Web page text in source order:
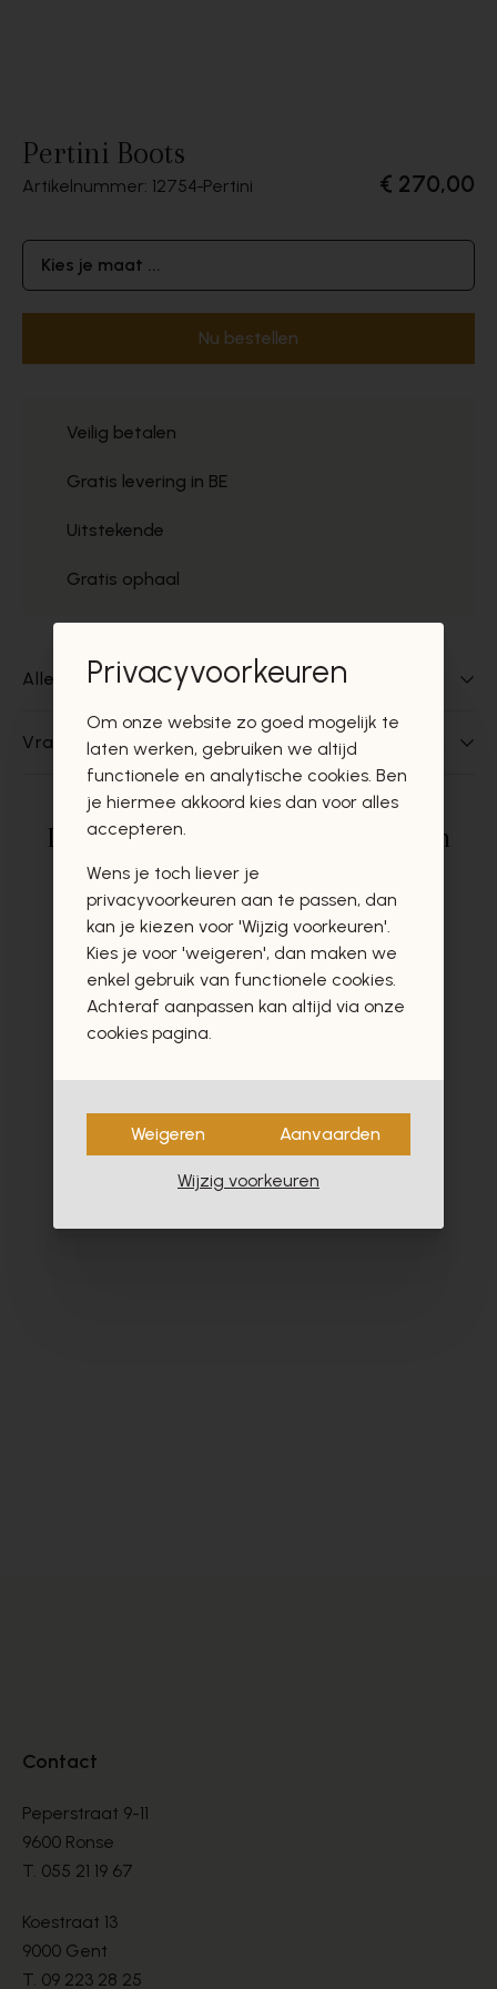
Pertini Boots
Artikelnummer: 12754 Pertini € 270,00
Kies je maat ...
Nu bestellen
Veilig betalen
Gratis levering in BE
Uitstekende
Gratis ophaal
Alles over dit product
Vragen over dit product?
Deze producten zullen u zeker en
vast ook interesseren
Contact
Peperstraat 9-11
9600 Ronse
T. 055 21 19 67
Koestraat 13
9000 Gent
T. 09 223 28 25
Privacyvoorkeuren
Om onze website zo goed mogelijk te
laten werken, gebruiken we altijd
functionele en analytische cookies. Ben
je hiermee akkoord kies dan voor alles
accepteren.
Wens je toch liever je
privacyvoorkeuren aan te passen, dan
kan je kiezen voor 'Wijzig voorkeuren'.
Kies je voor 'weigeren', dan maken we
enkel gebruik van functionele cookies.
Achteraf aanpassen kan altijd via onze
cookies pagina.
Weigeren Aanvaarden
Wijzig voorkeuren